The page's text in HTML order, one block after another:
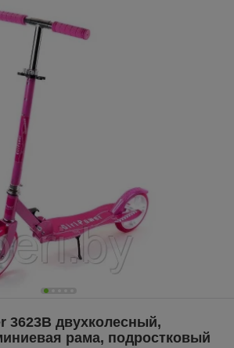
3623B двухколесный,
рама, подростковый